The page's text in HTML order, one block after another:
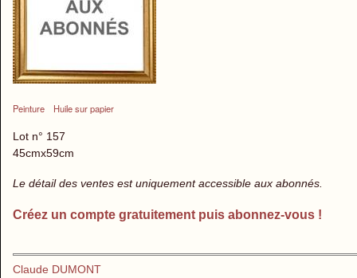
Peinture Huile sur papier
Lot n° 157
45cmx59cm
Le détail des ventes est uniquement accessible aux abonnés.
Créez un compte gratuitement puis abonnez-vous !
Claude DUMONT